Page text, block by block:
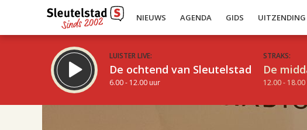
NIEUWS AGENDA GIDS
LUISTER LIVE:
De ochtend van Sleutelstad
6.00 - 12.00 uur
STRAKS:
De
12.00 -